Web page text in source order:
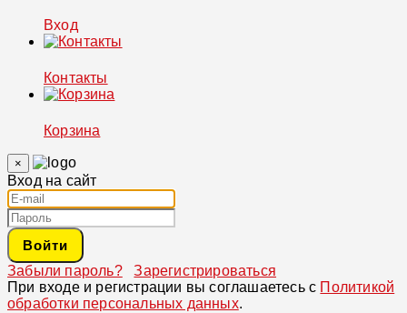
Вход
Контакты
Корзина
×
Вход на сайт
Войти
Забыли пароль?
Зарегистрироваться
При входе и регистрации вы соглашаетесь с Политикой
обработки персональных данных.